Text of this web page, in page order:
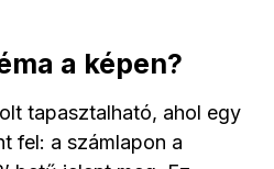
a képen?
tapasztalható, ahol egy
fel: a számlapon a